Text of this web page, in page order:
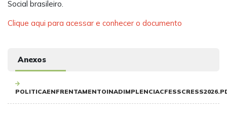
Social brasileiro.
Clique aqui para acessar e conhecer o documento
Anexos